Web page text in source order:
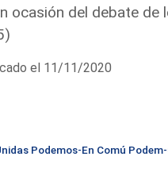
ocasión del debate de
el 11/11/2020
Podemos-En Comú